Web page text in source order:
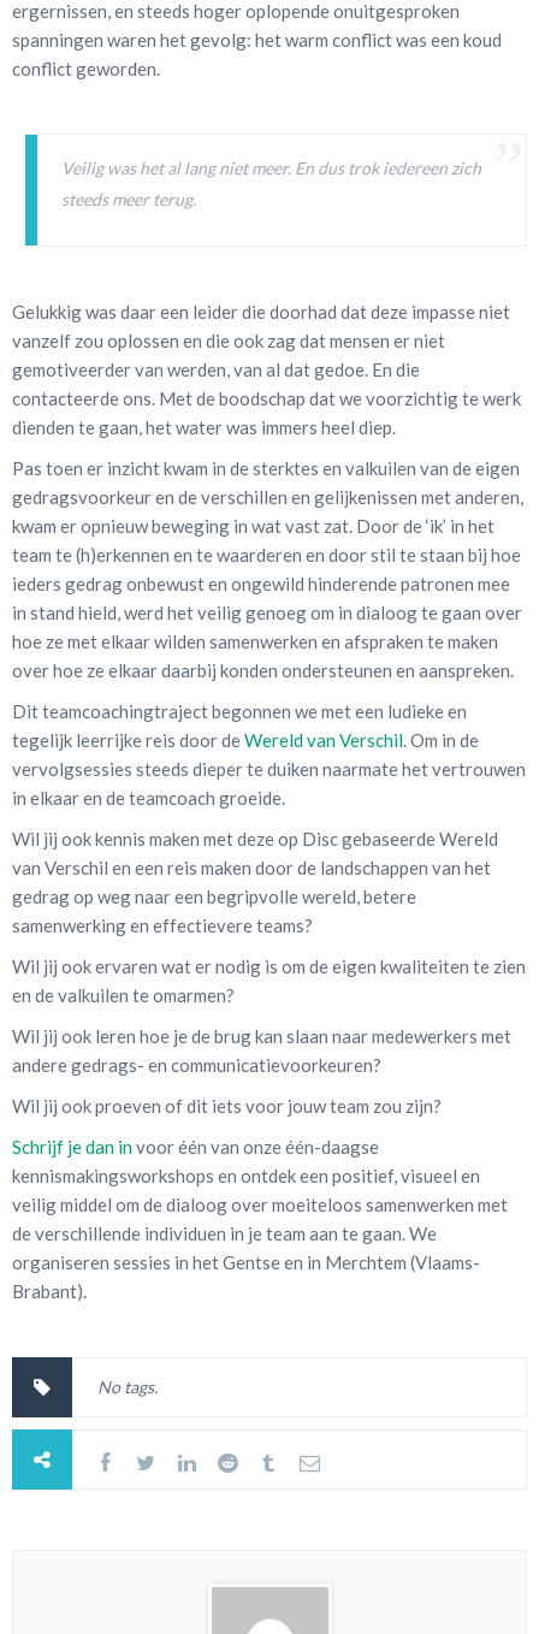
ergernissen, en steeds hoger oplopende onuitgesproken
spanningen waren het gevolg: het warm conflict was een koud
conflict geworden.
Veilig was het al lang niet meer. En dus trok iedereen zich
steeds meer terug.
Gelukkig was daar een leider die doorhad dat deze impasse niet
vanzelf zou oplossen en die ook zag dat mensen er niet
gemotiveerder van werden, van al dat gedoe. En die
contacteerde ons. Met de boodschap dat we voorzichtig te werk
dienden te gaan, het water was immers heel diep.
Pas toen er inzicht kwam in de sterktes en valkuilen van de eigen
gedragsvoorkeur en de verschillen en gelijkenissen met anderen,
kwam er opnieuw beweging in wat vast zat. Door de ‘ik’ in het
team te (h)erkennen en te waarderen en door stil te staan bij hoe
ieders gedrag onbewust en ongewild hinderende patronen mee
in stand hield, werd het veilig genoeg om in dialoog te gaan over
hoe ze met elkaar wilden samenwerken en afspraken te maken
over hoe ze elkaar daarbij konden ondersteunen en aanspreken.
Dit teamcoachingtraject begonnen we met een ludieke en
tegelijk leerrijke reis door deWereld van Verschil . Om in de
vervolgsessies steeds dieper te duiken naarmate het vertrouwen
in elkaar en de teamcoach groeide.
Wil jij ook kennis maken met deze op Disc gebaseerde Wereld
van Verschil en een reis maken door de landschappen van het
gedrag op weg naar een begripvolle wereld, betere
samenwerking en effectievere teams?
Wil jij ook ervaren wat er nodig is om de eigen kwaliteiten te zien
en de valkuilen te omarmen?
Wil jij ook leren hoe je de brug kan slaan naar medewerkers met
andere gedrags- en communicatievoorkeuren?
Wil jij ook proeven of dit iets voor jouw team zou zijn?
Schrijf je dan invoor één van onze één-daagse
kennismakingsworkshops en ontdek een positief, visueel en
veilig middel om de dialoog over moeiteloos samenwerken met
de verschillende individuen in je team aan te gaan. We
organiseren sessies in het Gentse en in Merchtem (Vlaams-
Brabant).
No tags.